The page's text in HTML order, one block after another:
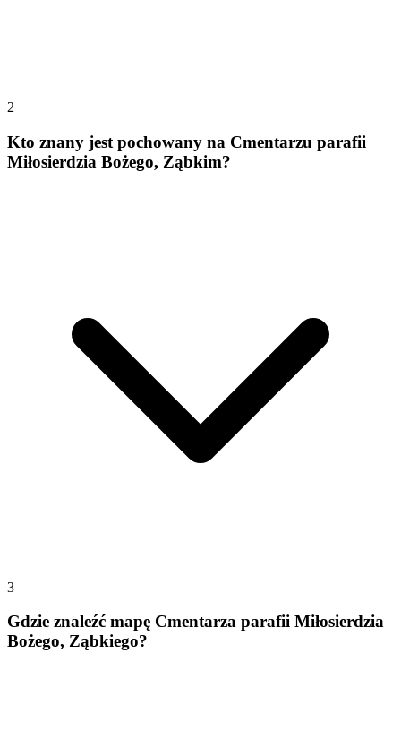
2
Kto znany jest pochowany na Cmentarzu parafii
Miłosierdzia Bożego, Ząbkim?
3
Gdzie znaleźć mapę Cmentarza parafii Miłosierdzia
Bożego, Ząbkiego?